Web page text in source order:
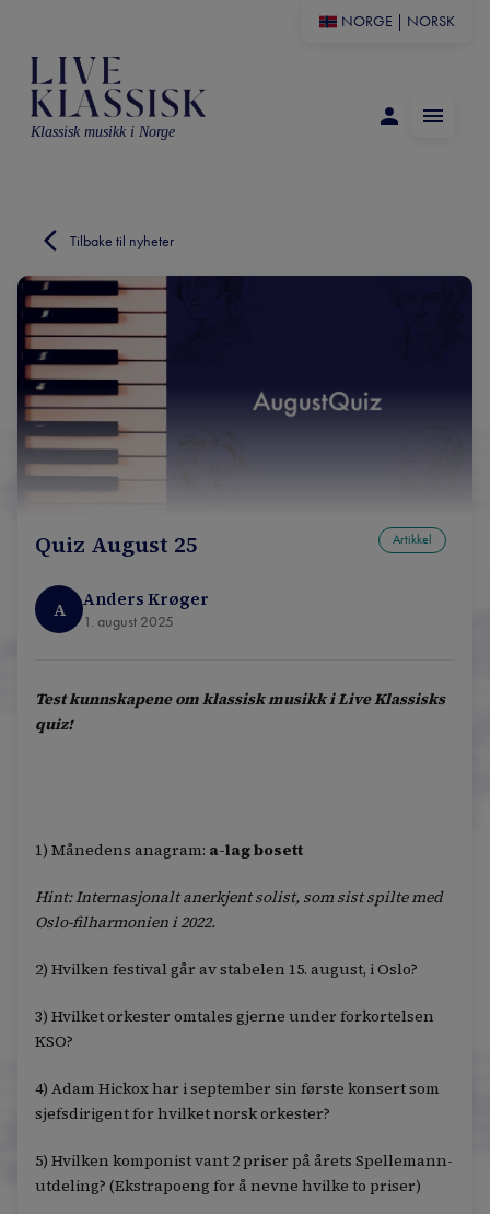
NORGE NORSK
Klassisk musikk i Norge
Tilbake til nyheter
Quiz August 25 Artikkel
A Anders Krøger
1. august 2025
Test kunnskapene om klassisk musikk i Live Klassisks
quiz!
1) Månedens anagram: a-lag bosett
Hint: Internasjonalt anerkjent solist, som sist spilte med
Oslo-filharmonien i 2022.
2) Hvilken festival går av stabelen 15. august, i Oslo?
3) Hvilket orkester omtales gjerne under forkortelsen
KSO?
4) Adam Hickox har i september sin første konsert som
sjefsdirigent for hvilket norsk orkester?
5) Hvilken komponist vant 2 priser på årets Spellemann-
utdeling? (Ekstrapoeng for å nevne hvilke to priser)